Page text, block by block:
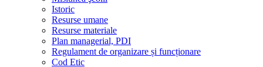
Istoric
Resurse umane
Resurse materiale
Plan managerial, PDI
Regulament de organizare și funcționare
Cod Etic